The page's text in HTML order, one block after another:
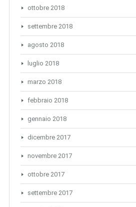
ottobre 2018
settembre 2018
agosto 2018
luglio 2018
marzo 2018
febbraio 2018
gennaio 2018
dicembre 2017
novembre 2017
ottobre 2017
settembre 2017